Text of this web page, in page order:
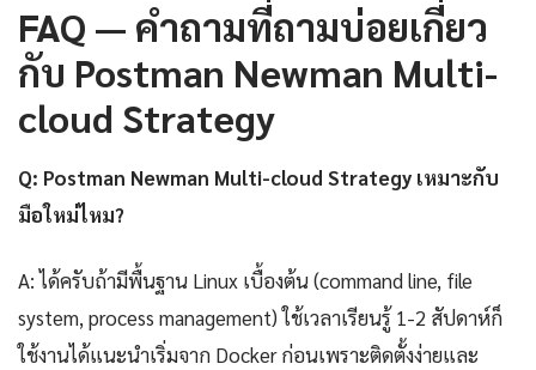
FAQ — คำถามที่ถามบ่อยเกี่ยว
กับ Postman Newman Multi-
cloud Strategy
Q: Postman Newman Multi-cloud Strategy เหมาะกับ
มือใหม่ไหม?
A: ได้ครับถ้ามีพื้นฐาน Linux เบื้องต้น (command line, file
system, process management) ใช้เวลาเรียนรู้ 1-2 สัปดาห์ก็
ใช้งานได้แนะนำเริ่มจาก Docker ก่อนเพราะติดตั้งง่ายและ